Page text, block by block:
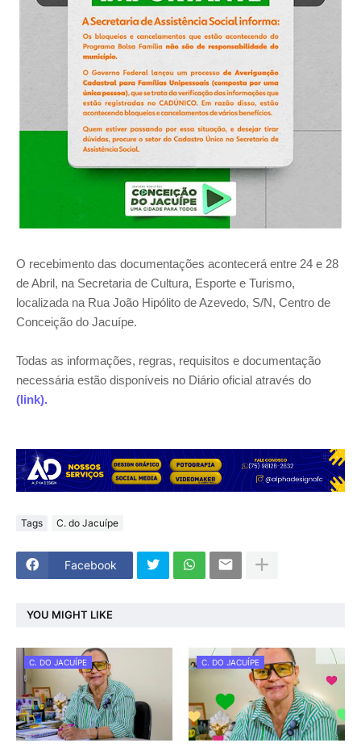
O recebimento das documentações acontecerá entre 24 e 28
de Abril, na Secretaria de Cultura, Esporte e Turismo,
localizada na Rua João Hipólito de Azevedo, S/N, Centro de
Conceição do Jacuípe.
Todas as informações, regras, requisitos e documentação
necessária estão disponíveis no Diário oficial através do
(link).
Tags C. do Jacuípe
Facebook
YOU MIGHT LIKE
C. DO JACUÍPE C. DO JACUÍPE